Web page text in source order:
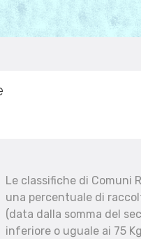
filtri
Le classifiche di Comuni
una percentuale di
(data dalla somma del
inferiore o uguale ai 75